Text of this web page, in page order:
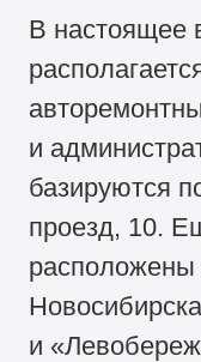
В
и
базируются
проезд, 10.
расположены
и